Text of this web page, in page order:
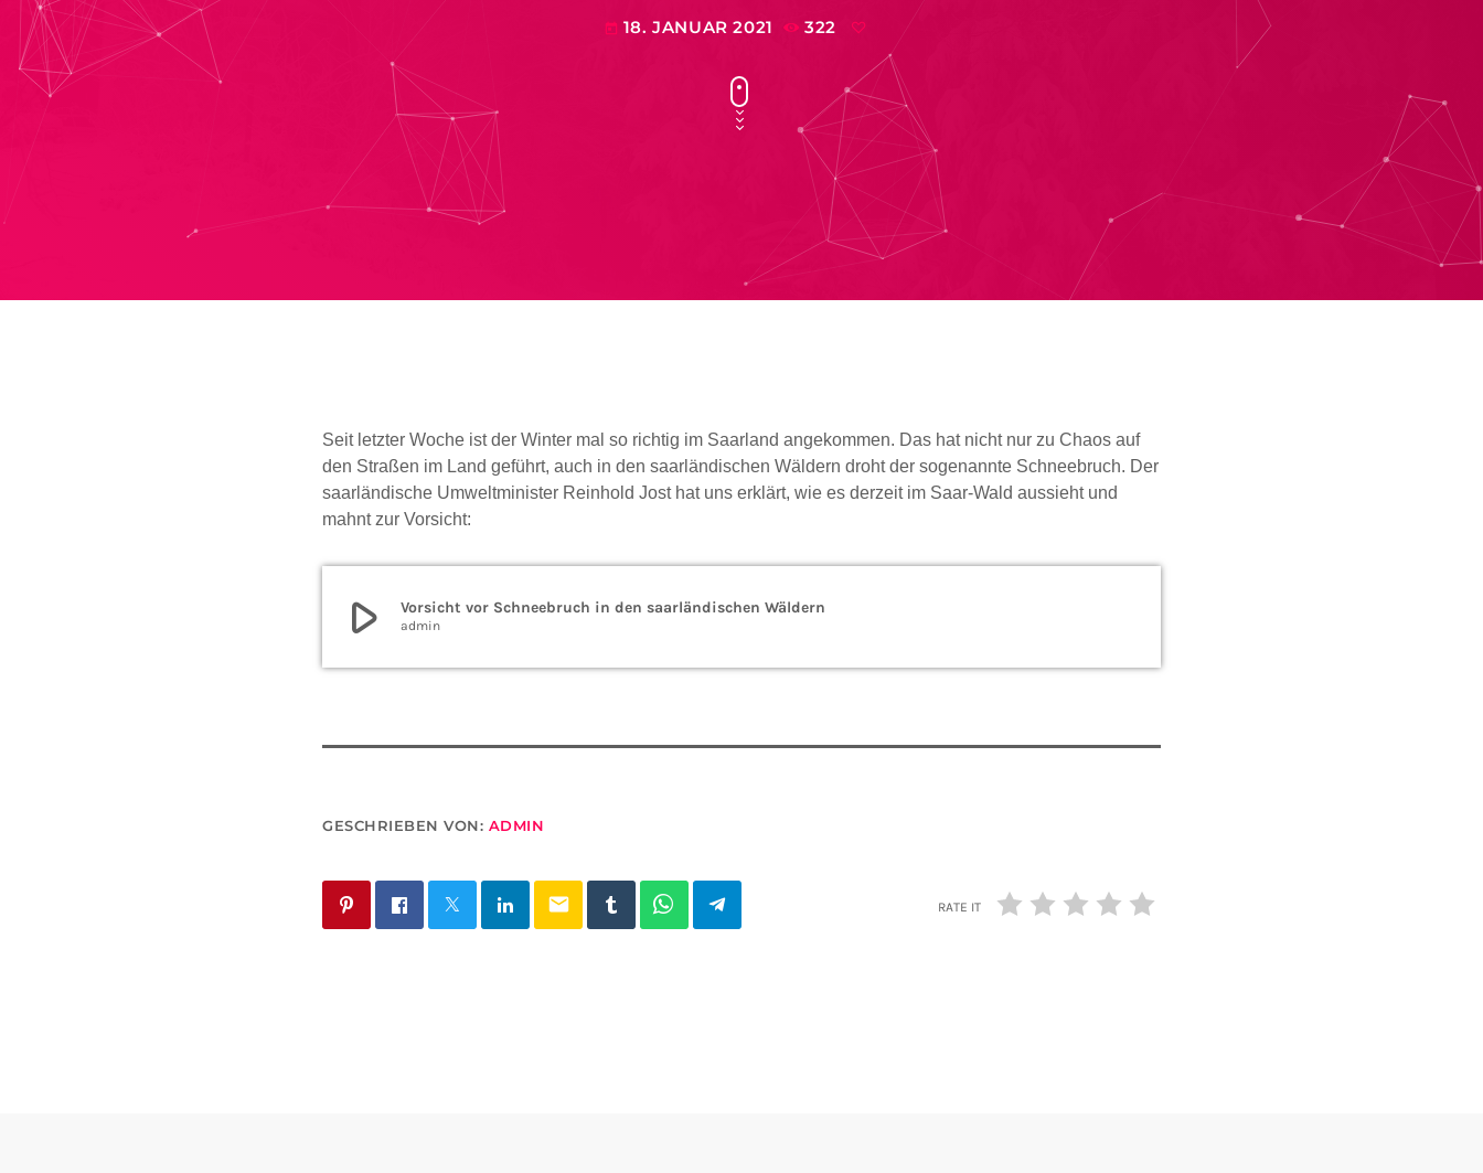
today 18. JANUAR 2021 322
Seit letzter Woche ist der Winter mal so richtig im Saarland angekommen. Das hat nicht nur zu Chaos auf
den Straßen im Land geführt, auch in den saarländischen Wäldern droht der sogenannte Schneebruch. Der
saarländische Umweltminister Reinhold Jost hat uns erklärt, wie es derzeit im Saar-Wald aussieht und
mahnt zur Vorsicht:
play_arrow Vorsicht vor Schneebruch in den saarländischen Wäldern
admin
GESCHRIEBEN VON: ADMIN
email RATE IT